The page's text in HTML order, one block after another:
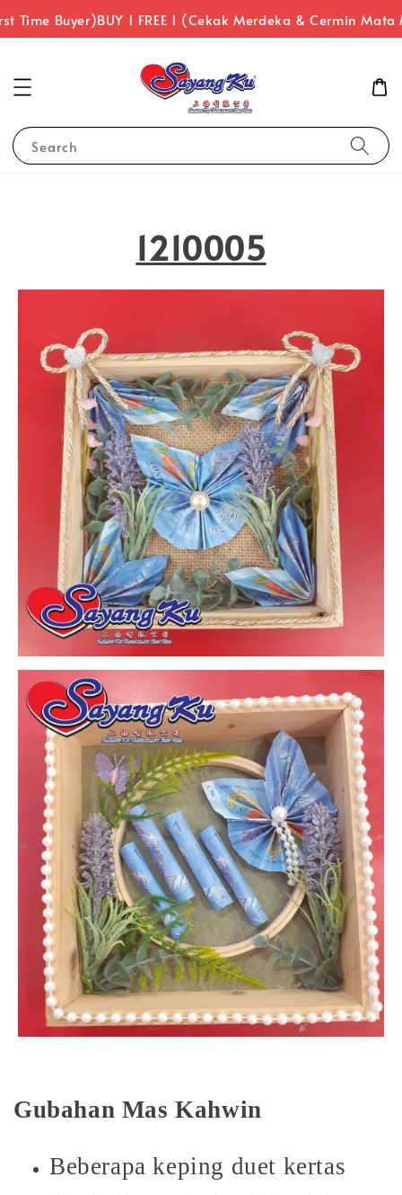
Time Buyer)BUY 1 FREE 1 (Cekak Merdeka & Cermin Mata
Search
1210005
Gubahan Mas Kahwin
Beberapa keping duet kertas